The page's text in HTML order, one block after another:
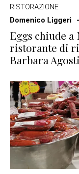
RISTORAZIONE
Domenico Liggeri
Eggs chiude a
ristorante di
Barbara Agosti